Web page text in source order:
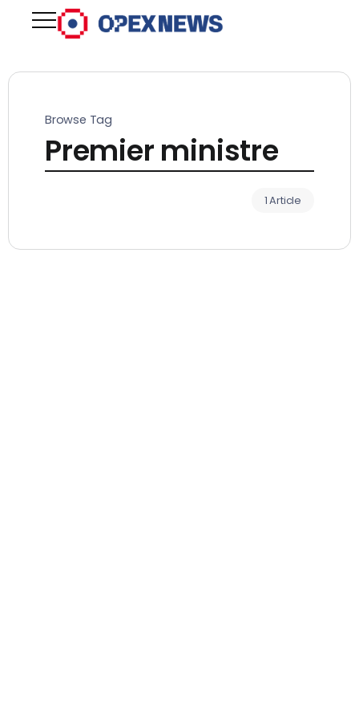
Browse Tag
Premier ministre
1 Article